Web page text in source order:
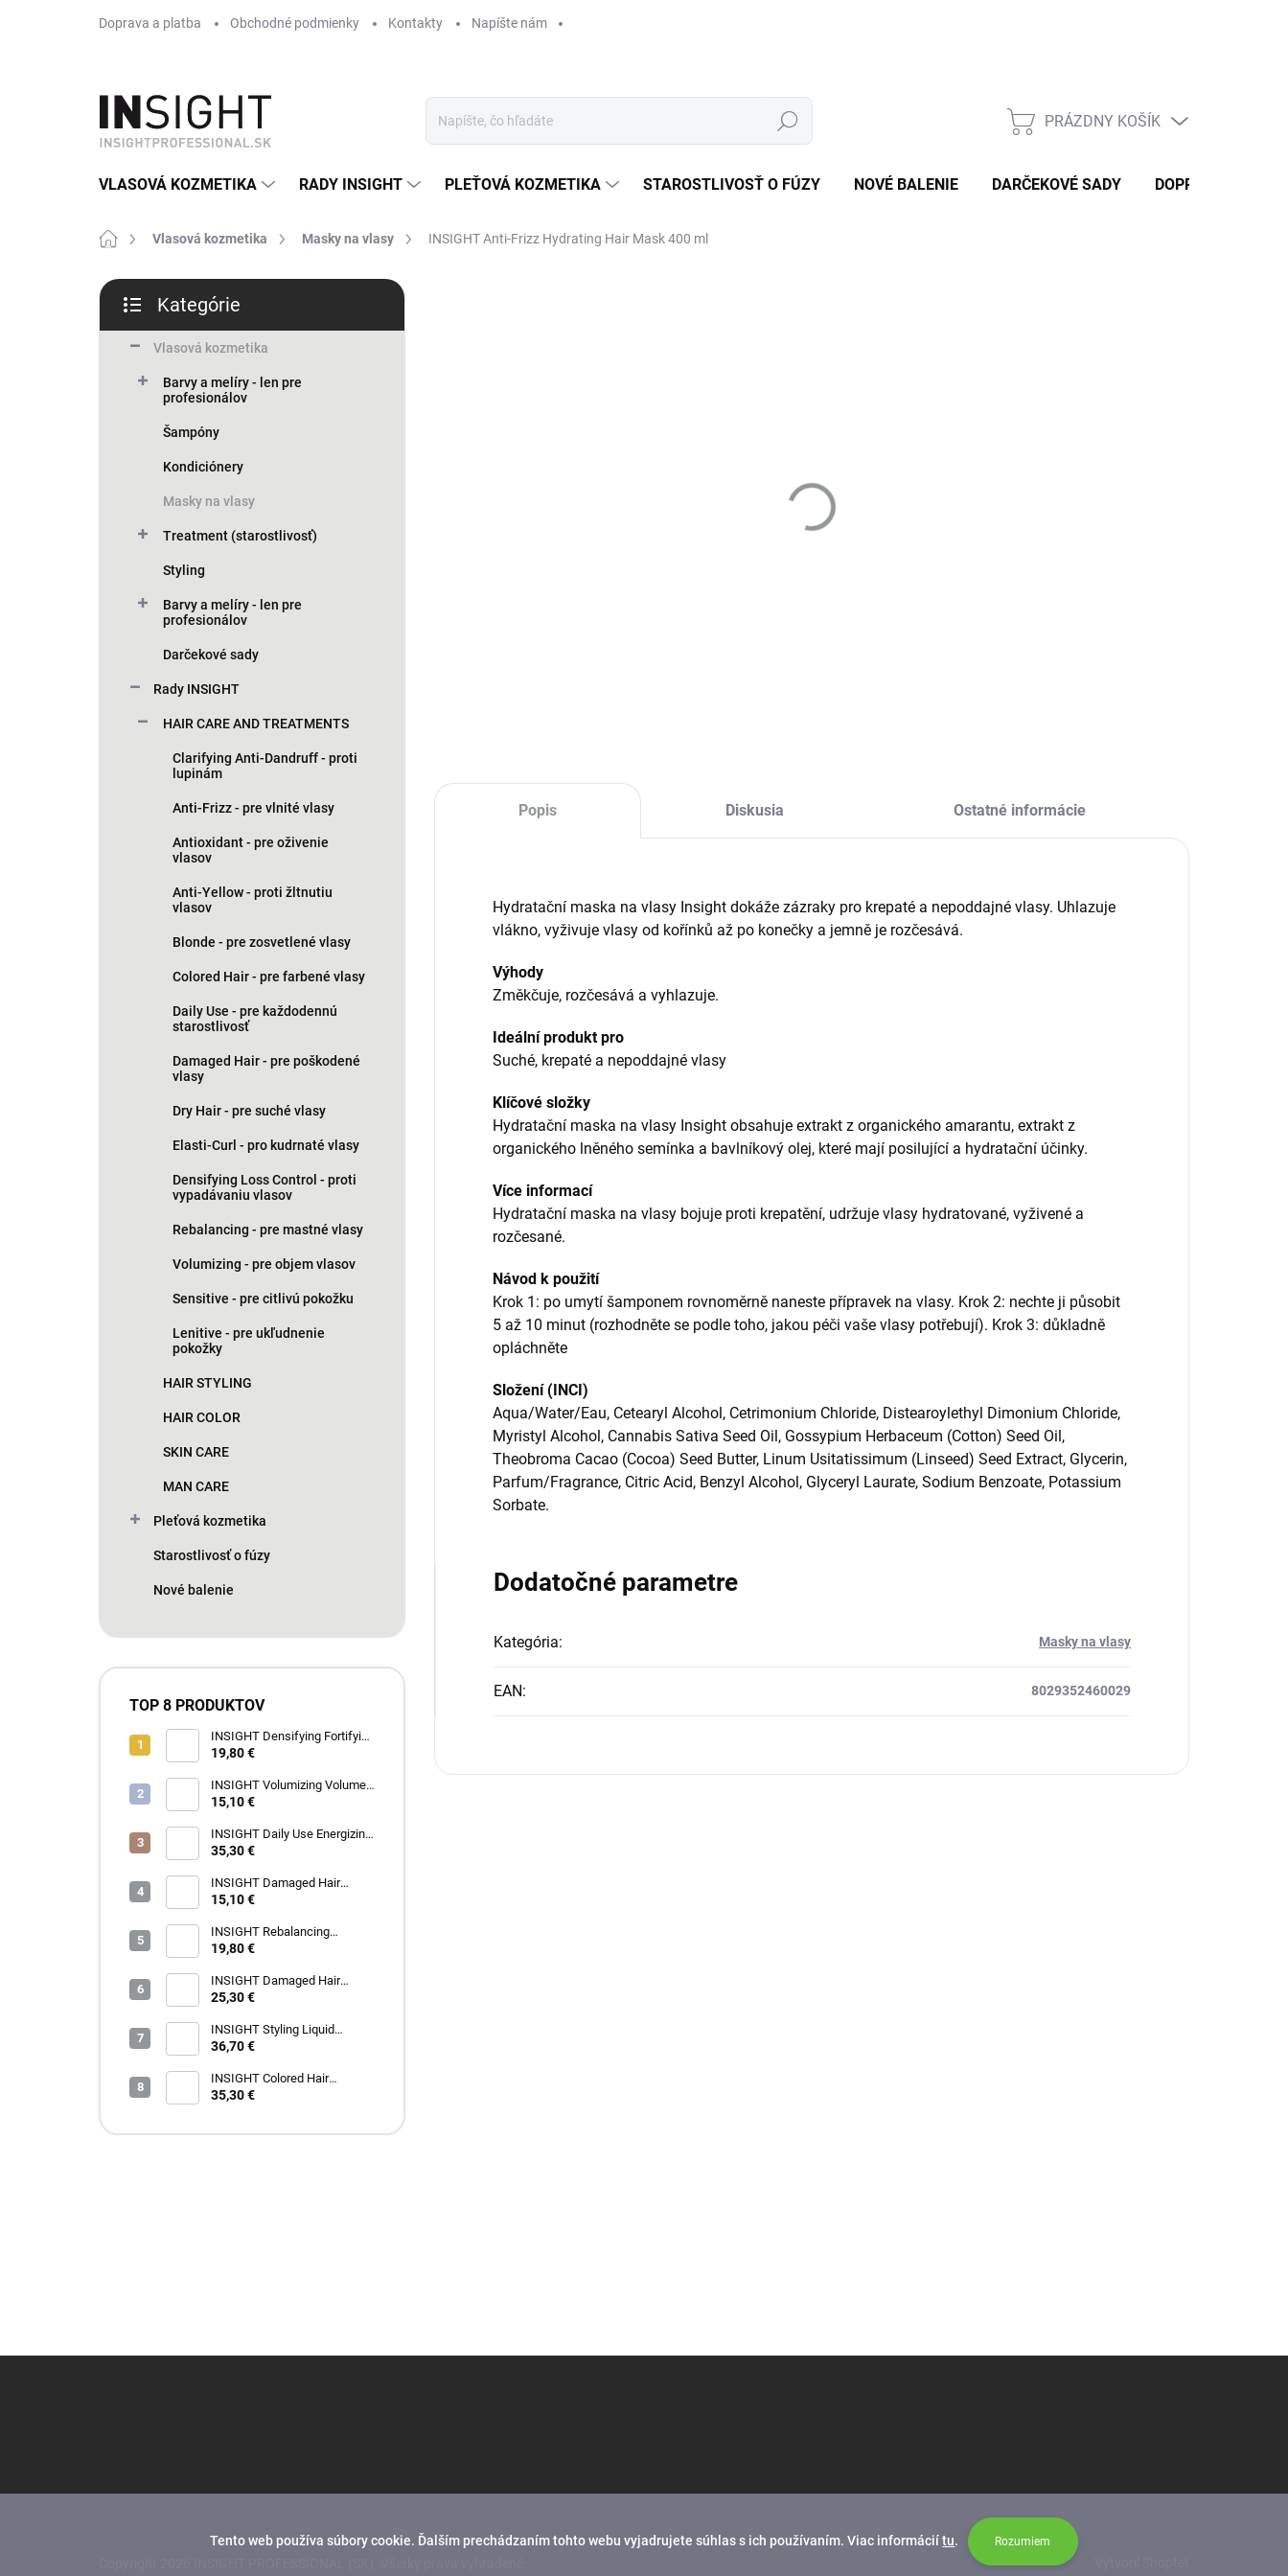
Tento web používa súbory cookie. Ďalším prechádzaním tohto webu vyjadrujete súhlas s ich používaním. Viac informáciítu. Rozumiem
Doprava a platba Obchodné podmienky Kontakty Napíšte nám
Hľadať
NÁKUPNÝ
PRÁZDNY KOŠÍK
VLASOVÁ KOZMETIKA RADY INSIGHT PLEŤOVÁ KOZMETIKA STAROSTLIVOSŤ O FÚZY NOVÉ BALENIE DARČEKOVÉ SADY DOPRAVA A
DomovVlasová kozmetika Masky na vlasy INSIGHT Anti-Frizz Hydrating Hair Mask 400 ml
B
č
kategórie
Kategórie
Vlasová kozmetika
Barvy a melíry - len pre
profesionálov
Šampóny
Kondiciónery
Masky na vlasy
Treatment (starostlivosť)
Styling
Barvy a melíry - len pre
profesionálov
Darčekové sady
Rady INSIGHT
HAIR CARE AND TREATMENTS
Clarifying Anti-Dandruff - proti
lupinám
Anti-Frizz - pre vlnité vlasy
Antioxidant - pre oživenie
vlasov
Anti-Yellow - proti žltnutiu
vlasov
Blonde - pre zosvetlené vlasy
Colored Hair - pre farbené vlasy
Daily Use - pre každodennú
starostlivosť
Damaged Hair - pre poškodené
vlasy
Dry Hair - pre suché vlasy
Elasti-Curl - pro kudrnaté vlasy
Densifying Loss Control - proti
vypadávaniu vlasov
Rebalancing - pre mastné vlasy
Volumizing - pre objem vlasov
Sensitive - pre citlivú pokožku
Lenitive - pre ukľudnenie
pokožky
HAIR STYLING
HAIR COLOR
SKIN CARE
MAN CARE
Pleťová kozmetika
Starostlivosť o fúzy
Nové balenie
TOP 8 PRODUKTOV
INSIGHT Densifying Fortifying
Shampoo 350 ml
19,80 €
INSIGHT Volumizing Volume
Up Shampoo 350 ml
15,10 €
INSIGHT Daily Use Energizing
Shampoo 900 ml
35,30 €
INSIGHT Damaged Hair
Restructurizing Shampoo 350
15,10 €
INSIGHT Rebalancing
Rebalancing Shampoo 350 ml
19,80 €
INSIGHT Damaged Hair
Restructurizing Hair Mask 400
25,30 €
INSIGHT Styling Liquid
Crystals 100 ml
36,70 €
INSIGHT Colored Hair
Protective Shampoo 900 ml
35,30 €
Popis Diskusia Ostatné informácie
Hydratační maska na vlasy Insight dokáže zázraky pro krepaté a nepoddajné vlasy. Uhlazuje
vlákno, vyživuje vlasy od kořínků až po konečky a jemně je rozčesává.
Výhody
Změkčuje, rozčesává a vyhlazuje.
Ideální produkt pro
Suché, krepaté a nepoddajné vlasy
Klíčové složky
Hydratační maska na vlasy Insight obsahuje extrakt z organického amarantu, extrakt z
organického lněného semínka a bavlníkový olej, které mají posilující a hydratační účinky.
Více informací
Hydratační maska na vlasy bojuje proti krepatění, udržuje vlasy hydratované, vyživené a
rozčesané.
Návod k použití
Krok 1: po umytí šamponem rovnoměrně naneste přípravek na vlasy. Krok 2: nechte ji působit
5 až 10 minut (rozhodněte se podle toho, jakou péči vaše vlasy potřebují). Krok 3: důkladně
opláchněte
Složení (INCI)
Aqua/Water/Eau, Cetearyl Alcohol, Cetrimonium Chloride, Distearoylethyl Dimonium Chloride,
Myristyl Alcohol, Cannabis Sativa Seed Oil, Gossypium Herbaceum (Cotton) Seed Oil,
Theobroma Cacao (Cocoa) Seed Butter, Linum Usitatissimum (Linseed) Seed Extract, Glycerin,
Parfum/Fragrance, Citric Acid, Benzyl Alcohol, Glyceryl Laurate, Sodium Benzoate, Potassium
Sorbate.
Dodatočné parametre
Kategória: Masky na vlasy
EAN: 8029352460029
e